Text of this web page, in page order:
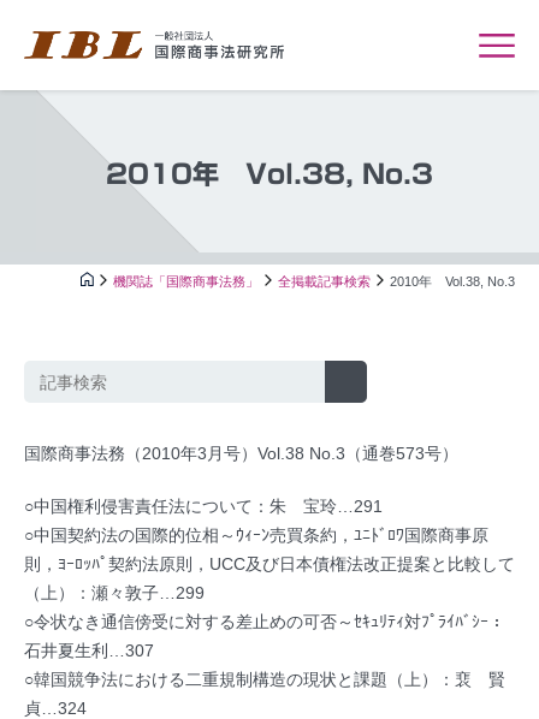
2010年 Vol.38, No.3
機関誌「国際商事法務」 全掲載記事検索 2010年 Vol.38, No.3
国際商事法務（2010年3月号）Vol.38 No.3（通巻573号）
○中国権利侵害責任法について：朱 宝玲…291
○中国契約法の国際的位相～ｳｨｰﾝ売買条約，ﾕﾆﾄﾞﾛﾜ国際商事原
則，ﾖｰﾛｯﾊﾟ契約法原則，UCC及び日本債権法改正提案と比較して
（上）：瀬々敦子…299
○令状なき通信傍受に対する差止めの可否～ｾｷｭﾘﾃｨ対ﾌﾟﾗｲﾊﾞｼｰ：
石井夏生利…307
○韓国競争法における二重規制構造の現状と課題（上）：裵 賢
貞…324